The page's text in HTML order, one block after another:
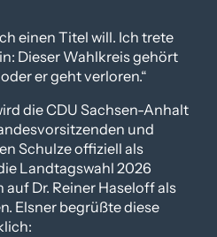
einen Titel will. Ich trete
Dieser Wahlkreis gehört
er geht verloren.“
die CDU Sachsen-Anhalt
und
Schulze offiziell als
Landtagswahl 2026
Dr. Reiner Haseloff als
Elsner begrüßte diese